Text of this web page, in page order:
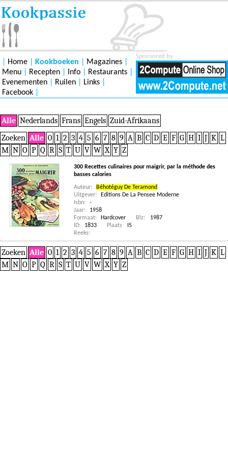
Sponsored by
Home Kookboeken Magazines
Menu
Recepten Info Restaurants
Evenementen
Ruilen Links
Facebook
Alle Nederlands Frans Engels Zuid-Afrikaans
Zoeken Alle 0 1 2 3 4 5 6 7 8 9 A B C D E F G H I J K L
M N O P Q R S T U V W X Y Z
300 Recettes culinaires pour maigrir, par la méthode des
basses calories
Auteur:
Béhotéguy De Teramond
Uitgever:
Editions De La Pensee Moderne
Isbn:
-
Jaar:
1958
Formaat:
Hardcover Blz:
1987
ID:
1833 Plaats
I5
Reeks:
Zoeken Alle 0 1 2 3 4 5 6 7 8 9 A B C D E F G H I J K L
M N O P Q R S T U V W X Y Z